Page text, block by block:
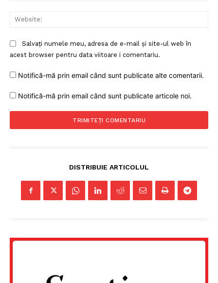
Salvați numele meu, adresa de e-mail și site-ul web în
acest browser pentru data viitoare i comentariu.
Notifică-mă prin email când sunt publicate alte comentarii.
Notifică-mă prin email când sunt publicate articole noi.
DISTRIBUIE ARTICOLUL